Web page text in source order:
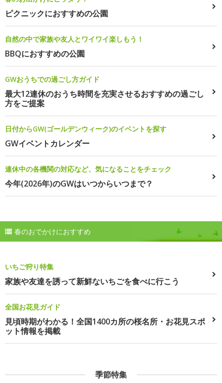
ピクニックにおすすめの公園
自然の中で家族や友人とワイワイ楽しもう！
BBQにおすすめの公園
GWおうちでの過ごし方ガイド
最大12連休のおうち時間を充実させるおすすめの過ごし
方をご提案
日付からGW(ゴールデンウィーク)のイベントを探す
GWイベントカレンダー
連休中の各機関の対応など、気になることをチェック
今年(2026年)のGWはいつからいつまで？
春のおでかけにおすすめ
いちご狩り特集
家族や友達を誘って新鮮ないちごを食べに行こう
全国お花見ガイド
見頃時期がわかる！全国1400カ所の桜名所・お花見スポ
ット情報を掲載
季節特集